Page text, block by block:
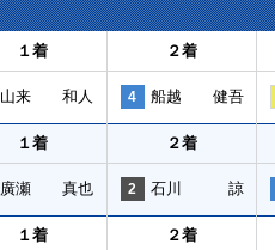
１着 ２着
山来 和人 4 船越 健吾
１着 ２着
廣瀬 真也 2 石川 諒
１着 ２着